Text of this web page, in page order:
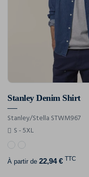
Stanley Denim Shirt
Stanley/Stella STWM967
S - 5XL
À partir de 22,94 € TTC